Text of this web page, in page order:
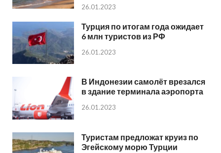
26.01.2023
Турция по итогам года ожидает
6 млн туристов из РФ
26.01.2023
В Индонезии самолёт врезался
в здание терминала аэропорта
26.01.2023
Туристам предложат круиз по
Эгейскому морю Турции